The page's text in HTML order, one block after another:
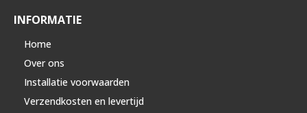
INFORMATIE
Home
Over ons
Installatie voorwaarden
Verzendkosten en levertijd